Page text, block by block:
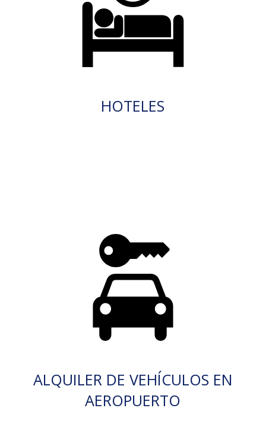
HOTELES
ALQUILER DE VEHÍCULOS EN
AEROPUERTO